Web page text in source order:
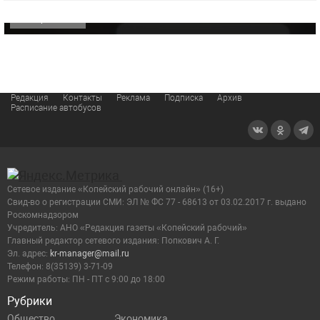
Редакция Контакты Реклама Подписка
Архив
Расписание автобусов
Рубрики
Сетевое издание «Копейский рабочий онлайн» (16+)
Cвид-во о регистрации СМИ: ЭЛ № ФС 77 - 68613 от 03.02.2017 г. выдано
Роскомнадзором
Учредитель: АНО «Редакция газеты «Копейский рабочий»
Главный редактор сетевого издания: Попкович А. Г.
Эл. адрес: kr-manager@mail.ru
Телефон: 8(35139) 3-71-09
Режим работы: ПН - ПТ с 9:00 до 18:00